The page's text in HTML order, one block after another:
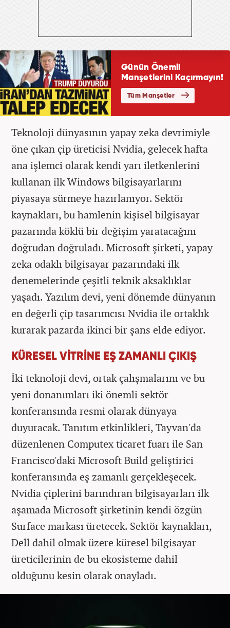
Teknoloji dünyasının yapay zeka devrimiyle
öne çıkan çip üreticisi Nvidia, gelecek hafta
ana işlemci olarak kendi yarı iletkenlerini
kullanan ilk Windows bilgisayarlarını
piyasaya sürmeye hazırlanıyor. Sektör
kaynakları, bu hamlenin kişisel bilgisayar
pazarında köklü bir değişim yaratacağını
doğrudan doğruladı. Microsoft şirketi, yapay
zeka odaklı bilgisayar pazarındaki ilk
denemelerinde çeşitli teknik aksaklıklar
yaşadı. Yazılım devi, yeni dönemde dünyanın
en değerli çip tasarımcısı Nvidia ile ortaklık
kurarak pazarda ikinci bir şans elde ediyor.
KÜRESEL VİTRİNE EŞ ZAMANLI ÇIKIŞ
İki teknoloji devi, ortak çalışmalarını ve bu
yeni donanımları iki önemli sektör
konferansında resmi olarak dünyaya
duyuracak. Tanıtım etkinlikleri, Tayvan'da
düzenlenen Computex ticaret fuarı ile San
Francisco'daki Microsoft Build geliştirici
konferansında eş zamanlı gerçekleşecek.
Nvidia çiplerini barındıran bilgisayarları ilk
aşamada Microsoft şirketinin kendi özgün
Surface markası üretecek. Sektör kaynakları,
Dell dahil olmak üzere küresel bilgisayar
üreticilerinin de bu ekosisteme dahil
olduğunu kesin olarak onayladı.